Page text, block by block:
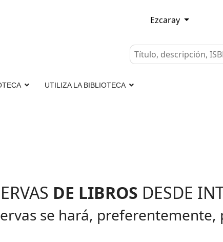
Ezcaray
UTILIZA LA BIBLIOTECA
DE LIBROS DESDE
se hará,